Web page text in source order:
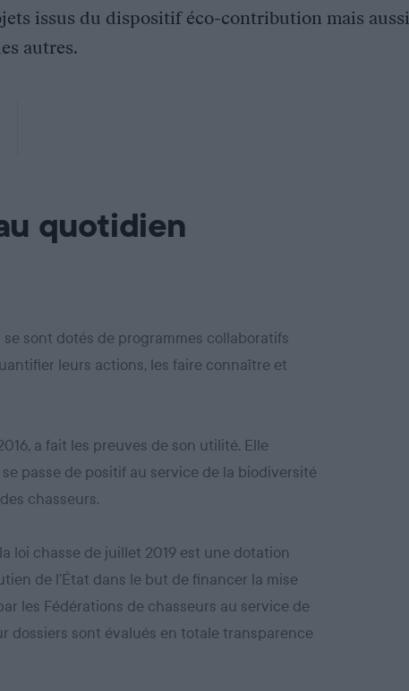
issus du dispositif éco-contribution mais aussi
autres.
quotidien
se sont dotés de programmes collaboratifs
leurs actions, les faire connaître et
a fait les preuves de son utilité. Elle
passe de positif au service de la biodiversité
chasseurs.
loi chasse de juillet 2019 est une dotation
de l’État dans le but de financer la mise
les Fédérations de chasseurs au service de
dossiers sont évalués en totale transparence